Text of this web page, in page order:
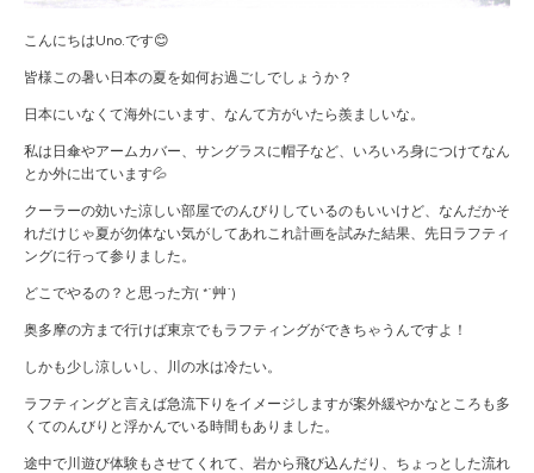
こんにちはUno.です😊
皆様この暑い日本の夏を如何お過ごしでしょうか？
日本にいなくて海外にいます、なんて方がいたら羨ましいな。
私は日傘やアームカバー、サングラスに帽子など、いろいろ身につけてなん
とか外に出ています💦
クーラーの効いた涼しい部屋でのんびりしているのもいいけど、なんだかそ
れだけじゃ夏が勿体ない気がしてあれこれ計画を試みた結果、先日ラフティ
ングに行って参りました。
どこでやるの？と思った方( *´艸`)
奥多摩の方まで行けば東京でもラフティングができちゃうんですよ！
しかも少し涼しいし、川の水は冷たい。
ラフティングと言えば急流下りをイメージしますが案外緩やかなところも多
くてのんびりと浮かんでいる時間もありました。
途中で川遊び体験もさせてくれて、岩から飛び込んだり、ちょっとした流れ